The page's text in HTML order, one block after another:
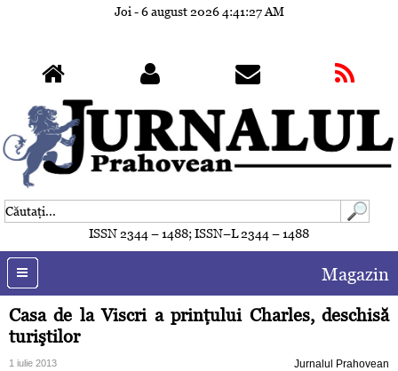
Joi - 6 august 20264:41:30 AM
ISSN 2344 – 1488; ISSN–L 2344 – 1488
Magazin
Casa de la Viscri a prinţului Charles, deschisă
turiştilor
1 iulie 2013 Jurnalul Prahovean